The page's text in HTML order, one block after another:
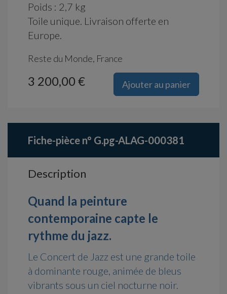
Poids : 2,7 kg
Toile unique. Livraison offerte en
Europe.
Reste du Monde, France
Ajouter au panier
3 200,00 €
Fiche-pièce n° G.pg-ALAG-000381
Description
Quand la peinture
contemporaine capte le
rythme du jazz.
Le Concert de Jazz est une grande toile
à dominante rouge, animée de bleus
vibrants sous un ciel nocturne noir.